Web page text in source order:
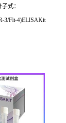
子式：
3/Flt-4)ELISAKit